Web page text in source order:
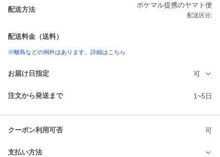
配送方法
ポケマル提携のヤマト便
配送区分:
配送料金（送料）
※離島などの例外はあります。詳細はこちら
お届け日指定 可
注文から発送まで 1~5日
クーポン利用可否 可
支払い方法